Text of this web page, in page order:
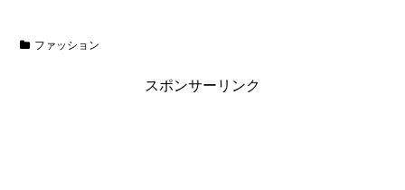
ファッション
スポンサーリンク